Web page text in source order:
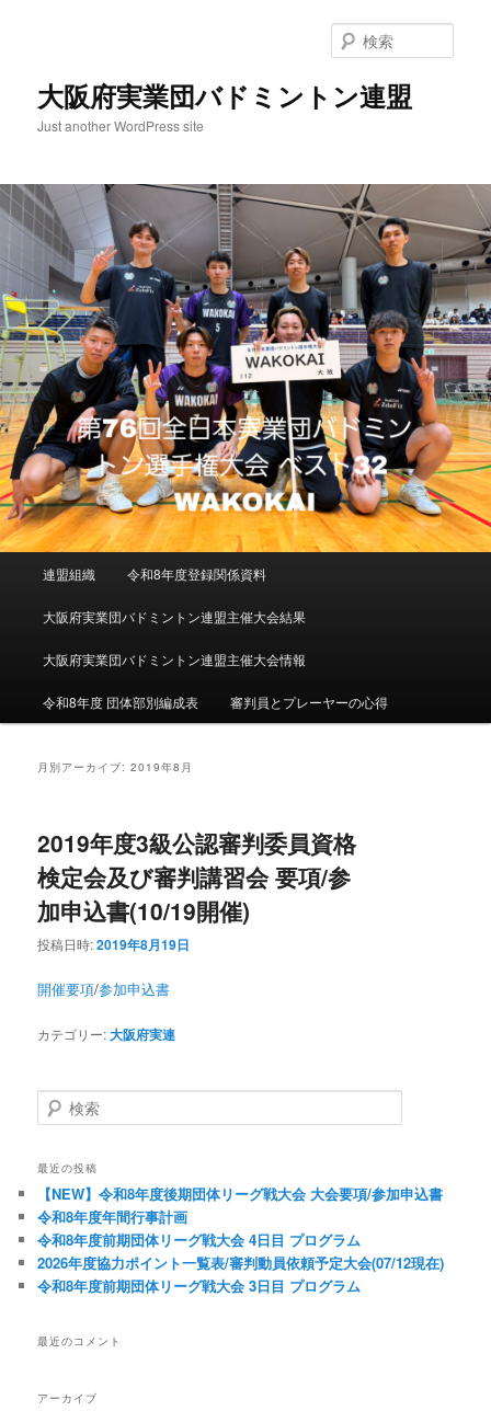
大阪府実業団バドミントン連盟
Just another WordPress site
索
メインメニュー
メインコンテンツへ移動
サブコンテンツへ移動
連盟組織 令和8年度登録関係資料
大阪府実業団バドミントン連盟主催大会結果
大阪府実業団バドミントン連盟主催大会情報
令和8年度 団体部別編成表 審判員とプレーヤーの心得
月別アーカイブ:2019年8月
2019年度3級公認審判委員資格
検定会及び審判講習会 要項/参
加申込書(10/19開催)
投稿日時:2019年8月19日
開催要項/参加申込書
カテゴリー:大阪府実連
検索
最近の投稿
【NEW】令和8年度後期団体リーグ戦大会 大会要項/参加申込書
令和8年度年間行事計画
令和8年度前期団体リーグ戦大会 4日目 プログラム
2026年度協力ポイント一覧表/審判動員依頼予定大会(07/12現在)
令和8年度前期団体リーグ戦大会 3日目 プログラム
最近のコメント
アーカイブ